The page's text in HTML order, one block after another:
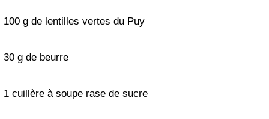
100 g de lentilles vertes du Puy
30 g de beurre
1 cuillère à soupe rase de sucre